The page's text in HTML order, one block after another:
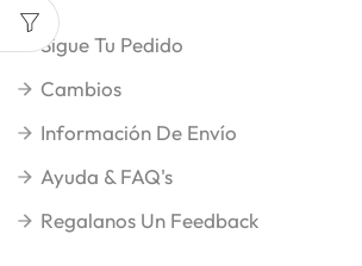
Sigue Tu Pedido
Cambios
Información De Envío
Ayuda & FAQ's
Regalanos Un Feedback